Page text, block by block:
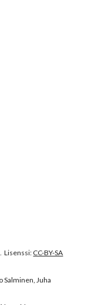
Lisenssi: CC-BY-SA
Salminen, Juha